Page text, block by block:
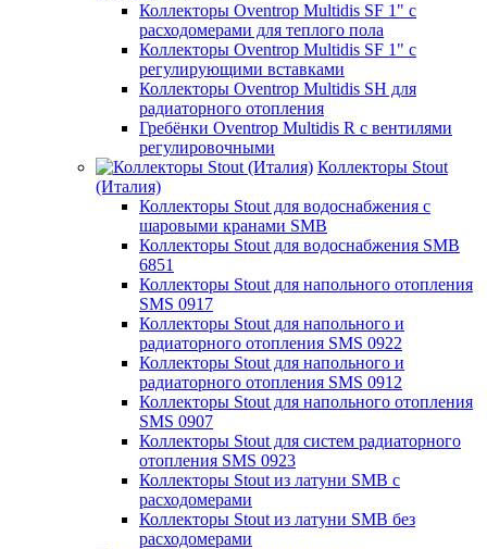
Коллекторы Oventrop Multidis SF 1" с
расходомерами для теплого пола
Коллекторы Oventrop Multidis SF 1" с
регулирующими вставками
Коллекторы Oventrop Multidis SH для
радиаторного отопления
Гребёнки Oventrop Multidis R с вентилями
регулировочными
Коллекторы Stout
(Италия)
Коллекторы Stout для водоснабжения с
шаровыми кранами SMB
Коллекторы Stout для водоснабжения SMB
6851
Коллекторы Stout для напольного отопления
SMS 0917
Коллекторы Stout для напольного и
радиаторного отопления SMS 0922
Коллекторы Stout для напольного и
радиаторного отопления SMS 0912
Коллекторы Stout для напольного отопления
SMS 0907
Коллекторы Stout для систем радиаторного
отопления SMS 0923
Коллекторы Stout из латуни SMB с
расходомерами
Коллекторы Stout из латуни SMB без
расходомерами